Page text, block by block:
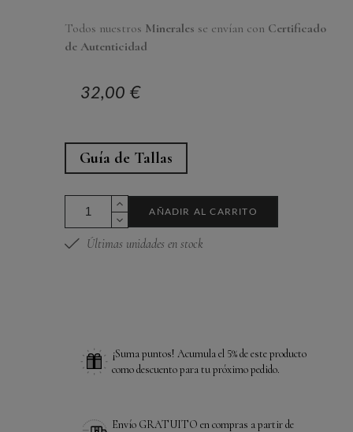
Todos nuestros Minerales se envían con Certificado
de Autenticidad
32,00 €
Guía de Tallas
AÑADIR AL CARRITO
Últimas unidades en stock
¡Suma puntos! Acumula el 5% de este producto
como descuento para tu próximo pedido.
Envío GRATUITO en compras a partir de